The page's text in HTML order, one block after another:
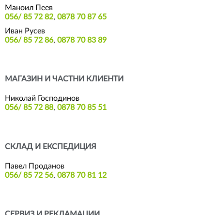
Маноил Пеев
056/ 85 72 82, 0878 70 87 65
Иван Русев
056/ 85 72 86, 0878 70 83 89
МАГАЗИН И ЧАСТНИ КЛИЕНТИ
Николай Господинов
056/ 85 72 88, 0878 70 85 51
СКЛАД И ЕКСПЕДИЦИЯ
Павел Проданов
056/ 85 72 56, 0878 70 81 12